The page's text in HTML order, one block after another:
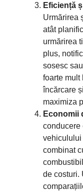
Eficiență
Urmărirea
atât
urmărirea
plus,
sosesc
foarte mult
încărcare
maximiza
Economii
conducere
vehiculului
combinat
de costuri.